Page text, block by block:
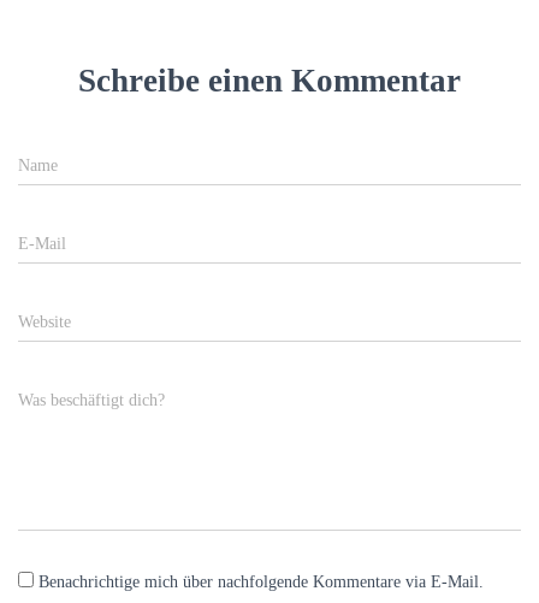
Schreibe einen Kommentar
Name
E-Mail
Website
Was beschäftigt dich?
Benachrichtige mich über nachfolgende Kommentare via E-Mail.